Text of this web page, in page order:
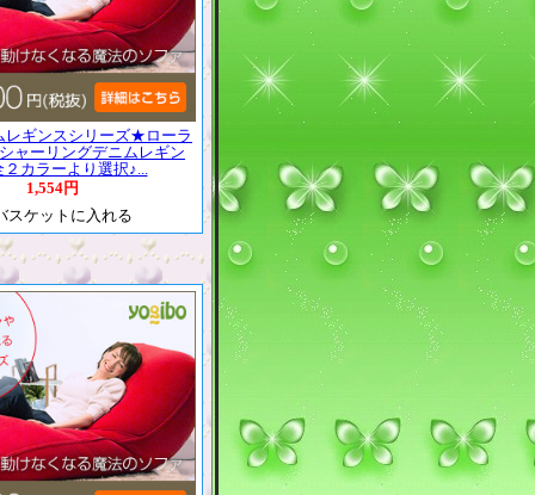
レギンスシリーズ★ローラ
ャーリングデニムレギン
２カラーより選択♪...
1,554円